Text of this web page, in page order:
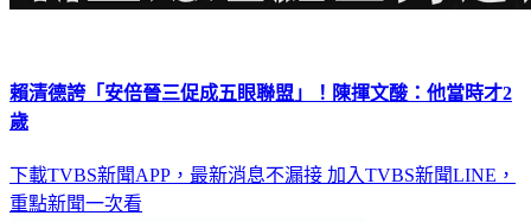
賴清德誇「安倍晉三促成五眼聯盟」！陳揮文酸：他當時才2
歲
下載TVBS新聞APP，最新消息不漏接 加入TVBS新聞LINE，
重點新聞一次看